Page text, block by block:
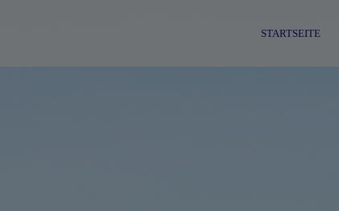
STARTSEITE